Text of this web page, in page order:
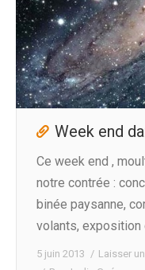
Week end
Ce week end ,
notre contrée :
binée paysanne,
volants, exposition
5 juin 2013 Laisser